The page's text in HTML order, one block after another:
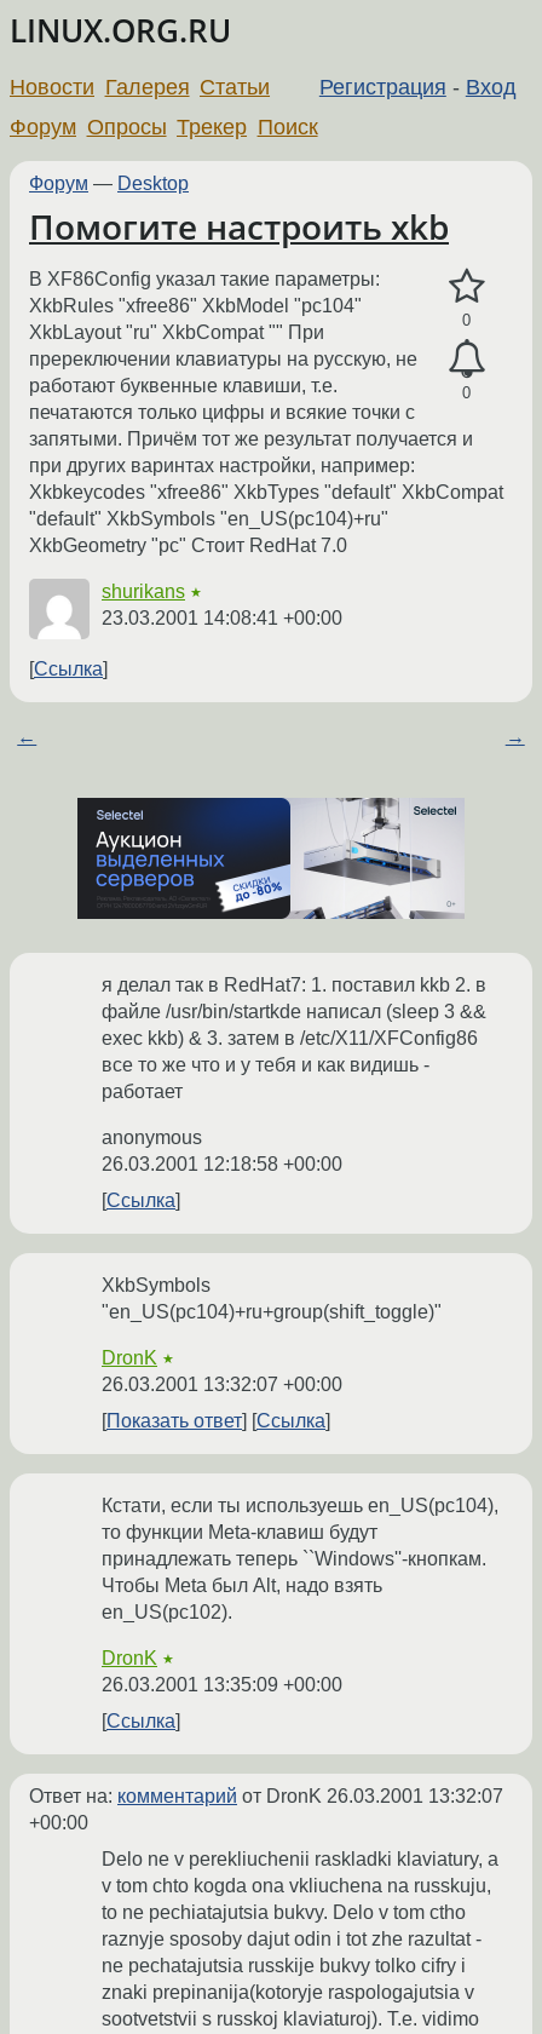
LINUX.ORG.RU
Регистрация - Вход
Новости Галерея Статьи
Форум Опросы Трекер Поиск
Форум — Desktop
Помогите настроить xkb
0
0
В XF86Config указал такие параметры:
XkbRules "xfree86" XkbModel "pc104"
XkbLayout "ru" XkbCompat "" При
пререключении клавиатуры на русскую, не
работают буквенные клавиши, т.е.
печатаются только цифры и всякие точки с
запятыми. Причём тот же результат получается и
при других варинтах настройки, например:
Xkbkeycodes "xfree86" XkbTypes "default" XkbCompat
"default" XkbSymbols "en_US(pc104)+ru"
XkbGeometry "pc" Стоит RedHat 7.0
shurikans ★
23.03.2001 14:08:41 +00:00
Ссылка
← →
я делал так в RedHat7: 1. поставил kkb 2. в
файле /usr/bin/startkde написал (sleep 3 &&
exec kkb) & 3. затем в /etc/X11/XFConfig86
все то же что и у тебя и как видишь -
работает
anonymous
26.03.2001 12:18:58 +00:00
Ссылка
XkbSymbols
"en_US(pc104)+ru+group(shift_toggle)"
DronK ★
26.03.2001 13:32:07 +00:00
Показать ответ
Ссылка
Кстати, если ты используешь en_US(pc104),
то функции Meta-клавиш будут
принадлежать теперь ``Windows''-кнопкам.
Чтобы Meta был Alt, надо взять
en_US(pc102).
DronK ★
26.03.2001 13:35:09 +00:00
Ссылка
Ответ на: комментарий от DronK 26.03.2001 13:32:07
+00:00
Delo ne v perekliuchenii raskladki klaviatury, a
v tom chto kogda ona vkliuchena na russkuju,
to ne pechiatajutsia bukvy. Delo v tom ctho
raznyje sposoby dajut odin i tot zhe razultat -
ne pechatajutsia russkije bukvy tolko cifry i
znaki prepinanija(kotoryje raspologajutsia v
sootvetstvii s russkoj klaviaturoj). T.e. vidimo